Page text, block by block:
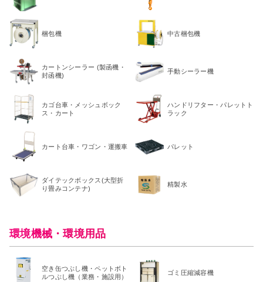
梱包機 中古梱包機
カートンシーラー (製函機・
封函機)
手動シーラー機
カゴ台車・メッシュボック
ス・カート
ハンドリフター・パレットト
ラック
カート台車・ワゴン・運搬車 パレット
ダイテックボックス(大型折
り畳みコンテナ)
精製水
環境機械・環境用品
空き缶つぶし機・ペットボト
ルつぶし機（業務・施設用）
ゴミ圧縮減容機